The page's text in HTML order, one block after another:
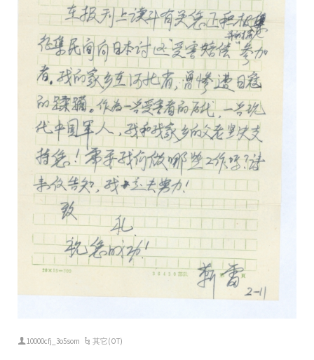
10000cfj_3o5som 其它(OT)